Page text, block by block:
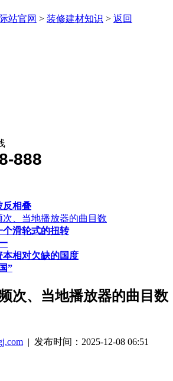
站官网 > 装修建材知识 > 返回
888
反相叠
、当地播放器的曲目数
滑轮式的扭转
本相对欠缺的国度
”
次、当地播放器的曲目数
| 发布时间：2025-12-08 06:51